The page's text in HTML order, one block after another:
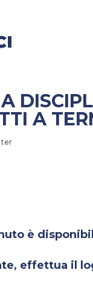
A
è
effettua il